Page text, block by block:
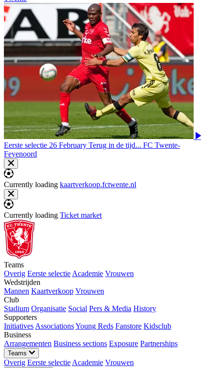
Eerste selectie 26 February Terug in de tijd... FC Twente-
Feyenoord
Currently loading kaartverkoop.fctwente.nl
Currently loading Ticket market
Teams
Overig Eerste selectie Academie Vrouwen
Wedstrijden
Mannen Kaartverkoop Vrouwen
Club
Stadium Organisatie Social Pers & Media History
Supporters
Initiatives AssociationsYoung Reds Fanstore Kidsclub
Business
Arrangementen Business sections Exposure Partnerships
Teams
Overig Eerste selectie Academie Vrouwen